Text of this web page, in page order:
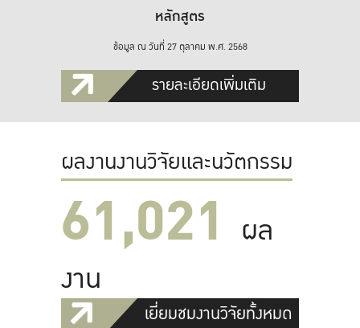
หลักสูตร
ข้อมูล ณ วันที่ 27 ตุลาคม พ.ศ. 2568
รายละเอียดเพิ่มเติม
ผลงานงานวิจัยและนวัตกรรม
61,022 ผล
งาน
เยี่ยมชมงานวิจัยทั้งหมด